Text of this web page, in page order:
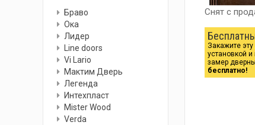
Браво
Ока
Лидер
Line doors
Vi Lario
Мактим Дверь
Легенда
Интехпласт
Мister Wood
Verda
Снят с
Закажите
установкой
замер
бесплатно!